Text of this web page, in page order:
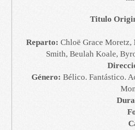
Titulo
Reparto: Chloë Grace
Smith, Beulah Koale,
Género: Bélico. Fantástico.